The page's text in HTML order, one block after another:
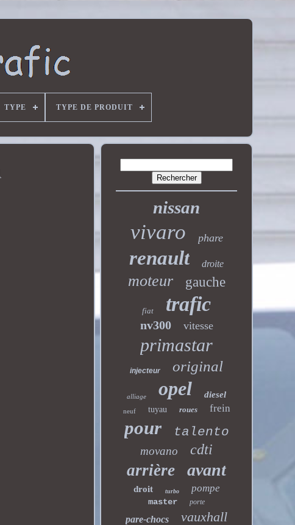
TYPE TYPE DE PRODUIT
nissan
vivaro phare
renault droite
moteur gauche
fiat trafic
nv300 vitesse
primastar
injecteur original
alliage opel diesel
neuf tuyau roues frein
pour talento
movano cdti
arrière avant
droit turbo pompe
master porte
pare-chocs vauxhall